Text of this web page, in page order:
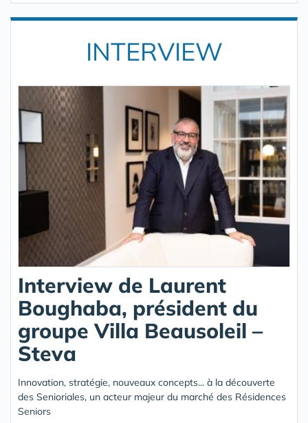
INTERVIEW
Interview de Laurent
Boughaba, président du
groupe Villa Beausoleil –
Steva
Innovation, stratégie, nouveaux concepts... à la découverte
des Senioriales, un acteur majeur du marché des Résidences
Seniors